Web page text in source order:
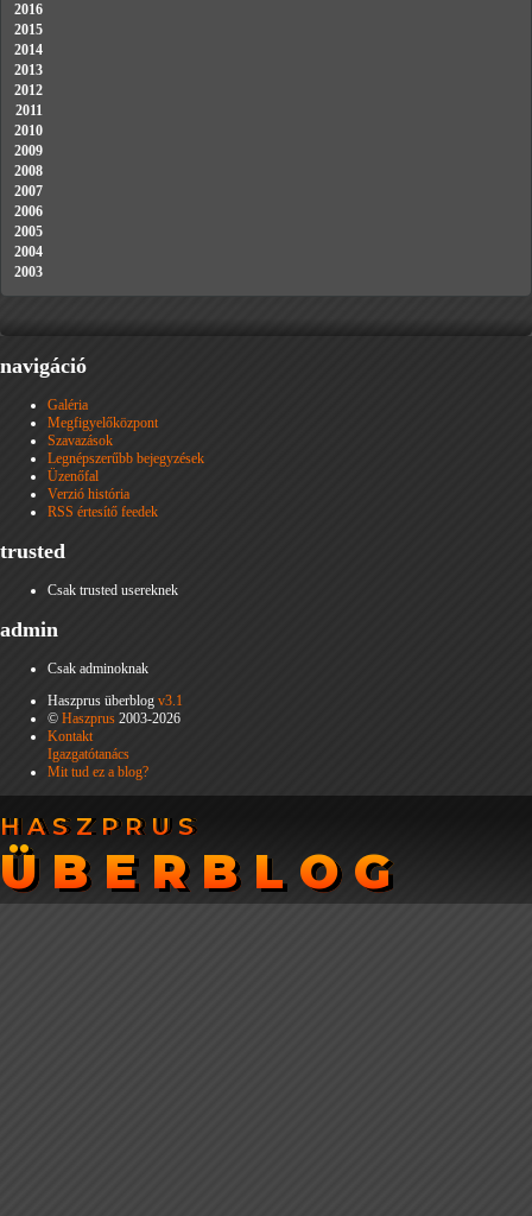
2016
2015
2014
2013
2012
2011
2010
2009
2008
2007
2006
2005
2004
2003
navigáció
Galéria
Megfigyelőközpont
Szavazások
Legnépszerűbb bejegyzések
Üzenőfal
Verzió história
RSS értesítő feedek
trusted
Csak trusted usereknek
admin
Csak adminoknak
Haszprus überblog v3.1
© Haszprus 2003-2026
Kontakt
Igazgatótanács
Mit tud ez a blog?
HASZPRUS
ÜBERBLOG
HASZPRUS
ÜBERBLOG